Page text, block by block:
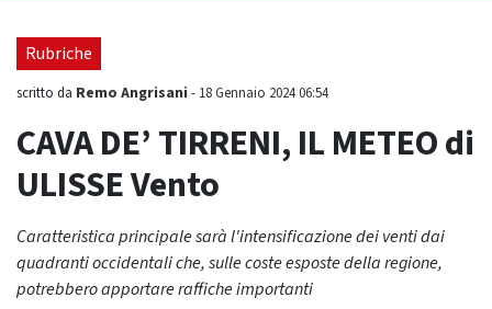
Rubriche
scritto da Remo Angrisani - 18 Gennaio 2024 06:54
CAVA DE’ TIRRENI, IL METEO di
ULISSE Vento
Caratteristica principale sarà l'intensificazione dei venti dai
quadranti occidentali che, sulle coste esposte della regione,
potrebbero apportare raffiche importanti